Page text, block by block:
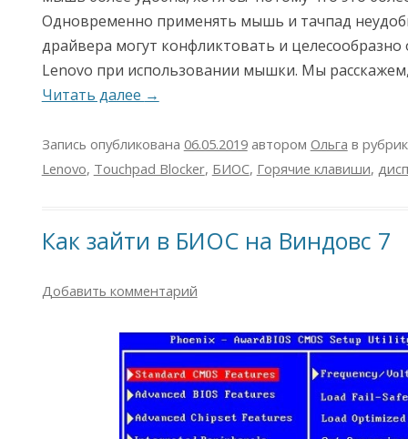
Одновременно применять мышь и тачпад
драйвера могут конфликтовать и
Lenovo при использовании мышки. Мы расскажем,
Читать далее →
Запись опубликована 06.05.2019автором Ольга в
Lenovo, Touchpad Blocker, БИОС, Горячие клавиши,
Как зайти в БИОС на Виндовс 7
Добавить комментарий